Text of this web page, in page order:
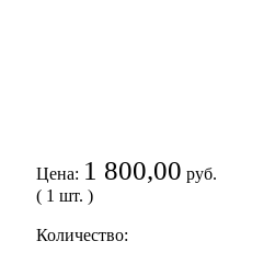
Цена: 1 800,00 руб.
( 1 шт. )
Количество: